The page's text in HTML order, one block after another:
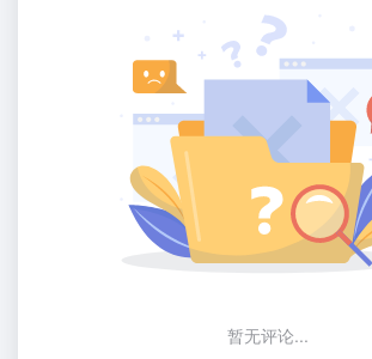
暂无评论...